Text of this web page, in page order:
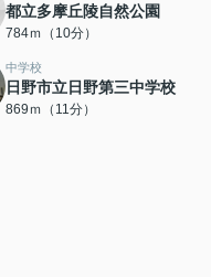
都立多摩丘陵自然公園
784ｍ（10分）
中学校
日野市立日野第三中学校
869ｍ（11分）